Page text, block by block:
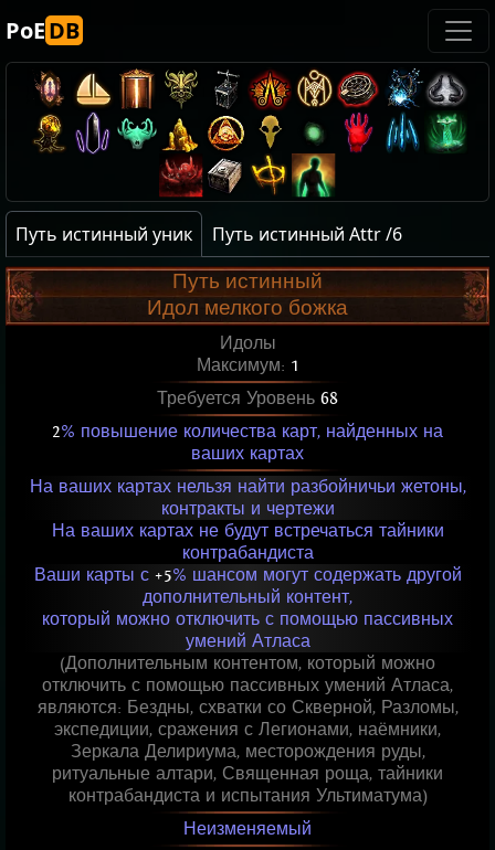
PoEDB
Путь истинный уник
Путь истинный Attr /6
Путь истинный
Идол мелкого божка
Идолы
Максимум: 1
Требуется Уровень 68
2% повышение количества карт, найденных на
ваших картах
На ваших картах нельзя найти разбойничьи жетоны,
контракты и чертежи
На ваших картах не будут встречаться тайники
контрабандиста
Ваши карты с +5% шансом могут содержать другой
дополнительный контент,
который можно отключить с помощью пассивных
умений Атласа
(Дополнительным контентом, который можно
отключить с помощью пассивных умений Атласа,
являются: Бездны, схватки со Скверной, Разломы,
экспедиции, сражения с Легионами, наёмники,
Зеркала Делириума, месторождения руды,
ритуальные алтари, Священная роща, тайники
контрабандиста и испытания Ультиматума)
Неизменяемый